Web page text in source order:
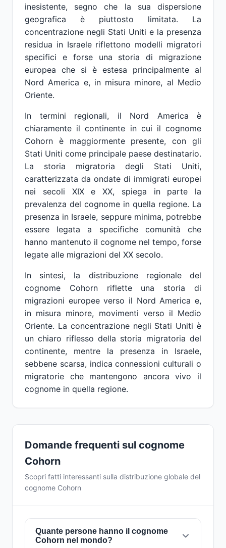
inesistente, segno che la sua dispersione
geografica è piuttosto limitata. La
concentrazione negli Stati Uniti e la presenza
residua in Israele riflettono modelli migratori
specifici e forse una storia di migrazione
europea che si è estesa principalmente al
Nord America e, in misura minore, al Medio
Oriente.
In termini regionali, il Nord America è
chiaramente il continente in cui il cognome
Cohorn è maggiormente presente, con gli
Stati Uniti come principale paese destinatario.
La storia migratoria degli Stati Uniti,
caratterizzata da ondate di immigrati europei
nei secoli XIX e XX, spiega in parte la
prevalenza del cognome in quella regione. La
presenza in Israele, seppure minima, potrebbe
essere legata a specifiche comunità che
hanno mantenuto il cognome nel tempo, forse
legate alle migrazioni del XX secolo.
In sintesi, la distribuzione regionale del
cognome Cohorn riflette una storia di
migrazioni europee verso il Nord America e,
in misura minore, movimenti verso il Medio
Oriente. La concentrazione negli Stati Uniti è
un chiaro riflesso della storia migratoria del
continente, mentre la presenza in Israele,
sebbene scarsa, indica connessioni culturali o
migratorie che mantengono ancora vivo il
cognome in quella regione.
Domande frequenti sul cognome
Cohorn
Scopri fatti interessanti sulla distribuzione globale del
cognome Cohorn
Quante persone hanno il cognome
Cohorn nel mondo?